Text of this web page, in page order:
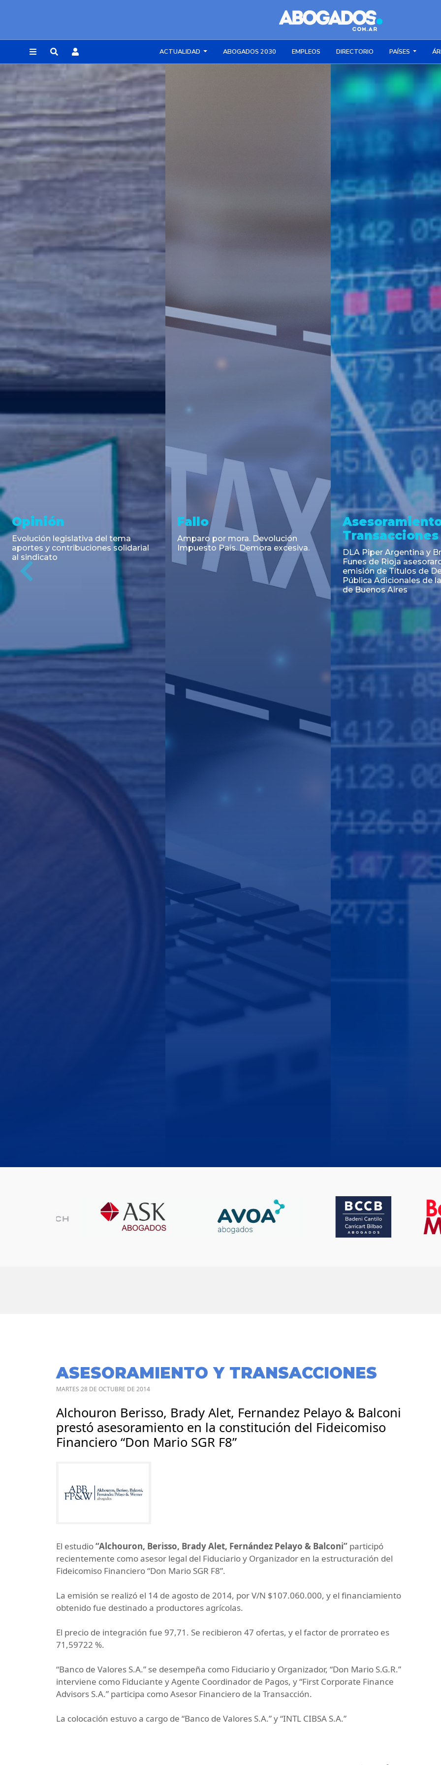
ACTUALIDAD ABOGADOS 2030 EMPLEOS DIRECTORIO PAÍSES
REGISTRARSE
Asesoramiento y
Transacciones
Co-Emisión de Obligaciones
Negociables por US$400.000.000
de Petroquímica Comodoro
Rivadavia S.A. y Luz de Tres Picos
Noticia
Cambios en el Código Alimentario
Argentino: simplifican trámites
para la importación de aditivos,
coadyuvantes e ingredientes
alimentarios y unifican autoridad
Noticia
CNV: Criterio
colocaciones primarias
Previous
ASESORAMIENTO Y TRANSACCIONES
MARTES 28 DE OCTUBRE DE 2014
Alchouron Berisso, Brady Alet, Fernandez Pelayo & Balconi
prestó asesoramiento en la constitución del Fideicomiso
Financiero “Don Mario SGR F8”
El estudio“Alchouron, Berisso, Brady Alet, Fernández Pelayo & Balconi” participó
recientemente como asesor legal del Fiduciario y Organizador en la estructuración del
Fideicomiso Financiero “Don Mario SGR F8”.
La emisión se realizó el 14 de agosto de 2014, por V/N $107.060.000, y el financiamiento
obtenido fue destinado a productores agrícolas.
El precio de integración fue 97,71. Se recibieron 47 ofertas, y el factor de prorrateo es
71,59722 %.
“Banco de Valores S.A.” se desempeña como Fiduciario y Organizador, “Don Mario S.G.R.”
interviene como Fiduciante y Agente Coordinador de Pagos, y “First Corporate Finance
Advisors S.A.” participa como Asesor Financiero de la Transacción.
La colocación estuvo a cargo de “Banco de Valores S.A.” y “INTL CIBSA S.A.”